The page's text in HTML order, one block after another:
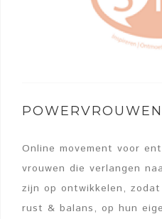
POWERVROUWEN
Online movement voor
vrouwen die verlangen
zijn op ontwikkelen,
rust & balans, op hun